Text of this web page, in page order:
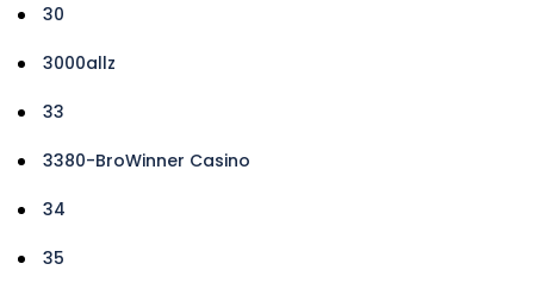
30
3000allz
33
3380-BroWinner Casino
34
35